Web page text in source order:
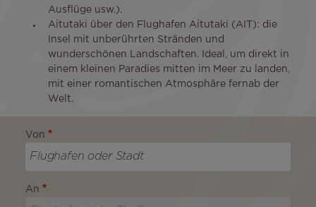
Ausflüge usw.).
Aitutaki über den Flughafen Aitutaki (AIT): die
Insel mit unberührten Stränden und
wunderschönen Landschaften. Ideal, um direkt in
einem kleinen Paradies mitten im Meer zu landen,
mit einer romantischen Atmosphäre fernab der
Welt.
Von
An